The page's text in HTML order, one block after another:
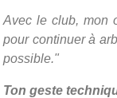
Avec le club, mon
pour continuer à
possible."
Ton geste